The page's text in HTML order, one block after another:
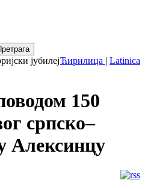
Ћирилица | Latinica
јубилеј
150
српско–
Алексинцу